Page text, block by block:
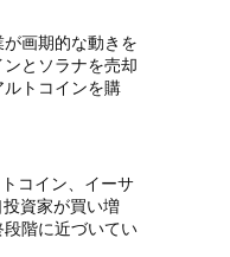
画期的な動きを
とソラナを売却
ルトコインを購
コイン、イーサ
投資家が買い増
段階に近づいてい